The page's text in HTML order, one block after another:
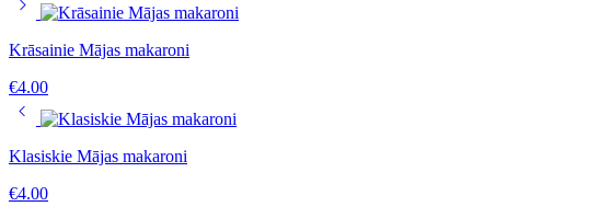
Krāsainie Mājas makaroni
€4.00
Klasiskie Mājas makaroni
€4.00